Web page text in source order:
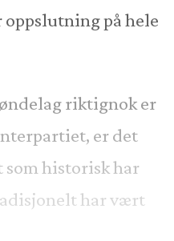
oppslutning på hele
riktignok er
er det
historisk har
har vært